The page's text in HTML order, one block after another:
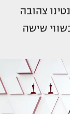
צהובה
שישה